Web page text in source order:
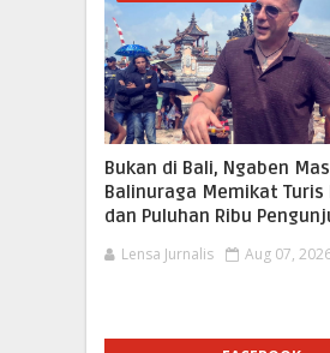
Bukan di Bali, Ngaben
Balinuraga Memikat Turis
dan Puluhan Ribu
Lensa Jurnalis Aug 07,